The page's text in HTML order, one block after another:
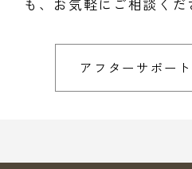
も、お気軽にご相談くだ
アフターサポー